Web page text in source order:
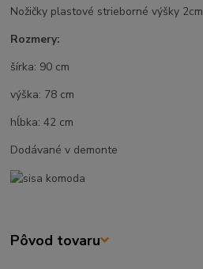
Nožičky plastové strieborné výšky 2cm
Rozmery:
šírka: 90 cm
výška: 78 cm
hĺbka: 42 cm
Dodávané v demonte
Pôvod tovaru